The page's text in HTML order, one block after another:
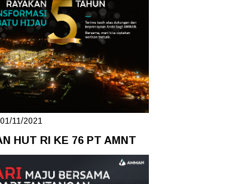
11/2021
HUT RI KE 76 PT AMNT